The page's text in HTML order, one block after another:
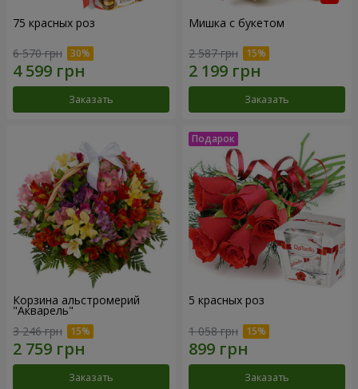
75 красных роз
6 570 грн
Заказать
Мишка с букетом
2 587 грн
Заказать
Корзина альстромерий
"Акварель"
3 246 грн
Заказать
5 красных роз
1 058 грн
Заказать